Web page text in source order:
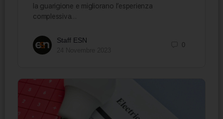
la guarigione e migliorano l’esperienza
complessiva…
Staff ESN
0